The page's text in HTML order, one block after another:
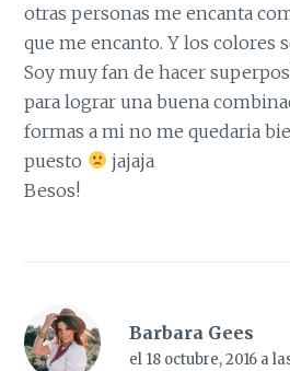
otras personas me encanta
que me encanto. Y los colores
Soy muy fan de hacer
para lograr una buena
formas a mi no me quedaria
puesto
jajaja
Besos!
Barbara Gees
el 18 octubre, 2016 a